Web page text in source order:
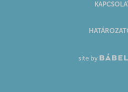
KAPCSOLAT
site by